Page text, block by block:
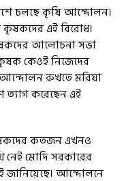
চলছে কৃষি আন্দোলন।
এই বিরোধ।
আলোচনা সভা
কেওই নিজেদের
আন্দোলন রুখতে মরিয়া
ত্যাগ করেছেন এই
কতজন এখনও
নেই মোদি সরকারের
জানিয়েছে। আন্দোলনে